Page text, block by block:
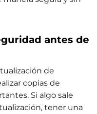
antes de
de
copias de
Si algo sale
tener una